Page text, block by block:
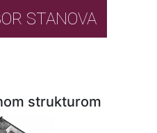
NA IZBOR STANOVA
strukturom